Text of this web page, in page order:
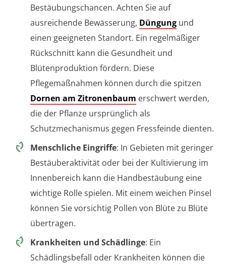
Bestäubungschancen. Achten Sie auf
ausreichende Bewässerung, Düngung und
einen geeigneten Standort. Ein regelmäßiger
Rückschnitt kann die Gesundheit und
Blütenproduktion fördern. Diese
Pflegemaßnahmen können durch die spitzen
Dornen am Zitronenbaum erschwert werden,
die der Pflanze ursprünglich als
Schutzmechanismus gegen Fressfeinde dienten.
Menschliche Eingriffe: In Gebieten mit geringer
Bestäuberaktivität oder bei der Kultivierung im
Innenbereich kann die Handbestäubung eine
wichtige Rolle spielen. Mit einem weichen Pinsel
können Sie vorsichtig Pollen von Blüte zu Blüte
übertragen.
Krankheiten und Schädlinge: Ein
Schädlingsbefall oder Krankheiten können die